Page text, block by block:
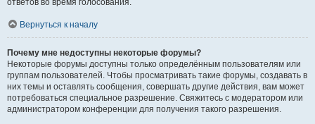
ответов во время голосования.
Вернуться к началу
Почему мне недоступны некоторые форумы?
Некоторые форумы доступны только определённым пользователям или
группам пользователей. Чтобы просматривать такие форумы, создавать в
них темы и оставлять сообщения, совершать другие действия, вам может
потребоваться специальное разрешение. Свяжитесь с модератором или
администратором конференции для получения такого разрешения.